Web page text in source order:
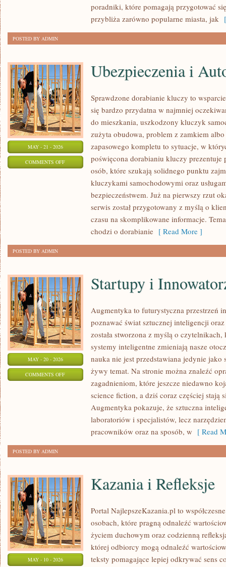
poradniki, które pomagają przygotować
przybliża zarówno popularne miasta, jak
POSTED BY ADMIN
MAY - 21 - 2026
COMMENTS OFFON
UBEZPIECZENIA
AUTOCASCO
Ubezpieczenia i
Sprawdzone dorabianie kluczy to
się bardzo przydatna w najmniej
do mieszkania, uszkodzony kluczyk
zużyta obudowa, problem z zamkiem
zapasowego kompletu to sytuacje, w
poświęcona dorabianiu kluczy prezentuje
osób, które szukają solidnego punktu
kluczykami samochodowymi oraz
bezpieczeństwem. Już na pierwszy rzut
serwis został przygotowany z myślą o
czasu na skomplikowane informacje.
chodzi o dorabianie [ Read More ]
POSTED BY ADMIN
MAY - 20 - 2026
COMMENTS OFFON
INNOWATORZY
Startupy i
Augmentyka to futurystyczna przestrzeń
poznawać świat sztucznej inteligencji
została stworzona z myślą o
systemy inteligentne zmieniają nasze
nauka nie jest przedstawiana jedynie
żywy temat. Na stronie można znaleźć
zagadnieniom, które jeszcze niedawno
science fiction, a dziś coraz częściej stają
Augmentyka pokazuje, że sztuczna
laboratoriów i specjalistów, lecz
pracowników oraz na sposób, w [ Read
POSTED BY ADMIN
MAY - 10 - 2026
Kazania i Refleksje
Portal NajlepszeKazania.pl to
osobach, które pragną odnaleźć
życiem duchowym oraz codzienną
której odbiorcy mogą odnaleźć
teksty pomagające lepiej odkrywać sens